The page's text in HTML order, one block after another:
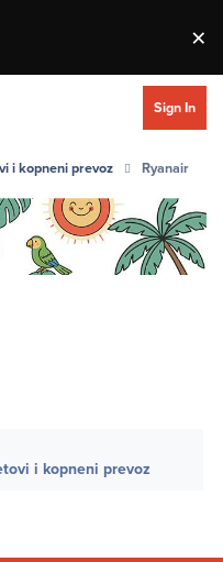
×
Sign In
i kopneni prevoz Ryanair
i kopneni prevoz